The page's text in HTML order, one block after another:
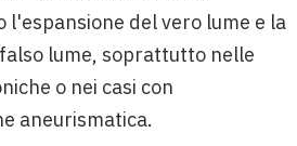
l'espansione del vero lume e la
lume, soprattutto nelle
o nei casi con
aneurismatica.